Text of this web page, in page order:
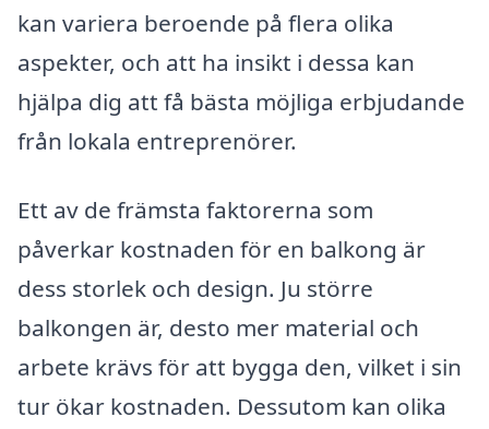
kan variera beroende på flera olika
aspekter, och att ha insikt i dessa kan
hjälpa dig att få bästa möjliga erbjudande
från lokala entreprenörer.
Ett av de främsta faktorerna som
påverkar kostnaden för en balkong är
dess storlek och design. Ju större
balkongen är, desto mer material och
arbete krävs för att bygga den, vilket i sin
tur ökar kostnaden. Dessutom kan olika